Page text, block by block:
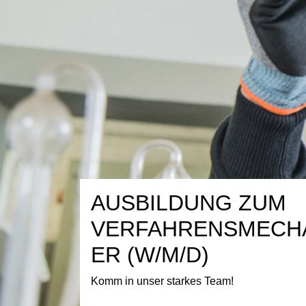
AUSBILDUNG ZUM
ER (W/M/D)
Komm in unser starkes Team!